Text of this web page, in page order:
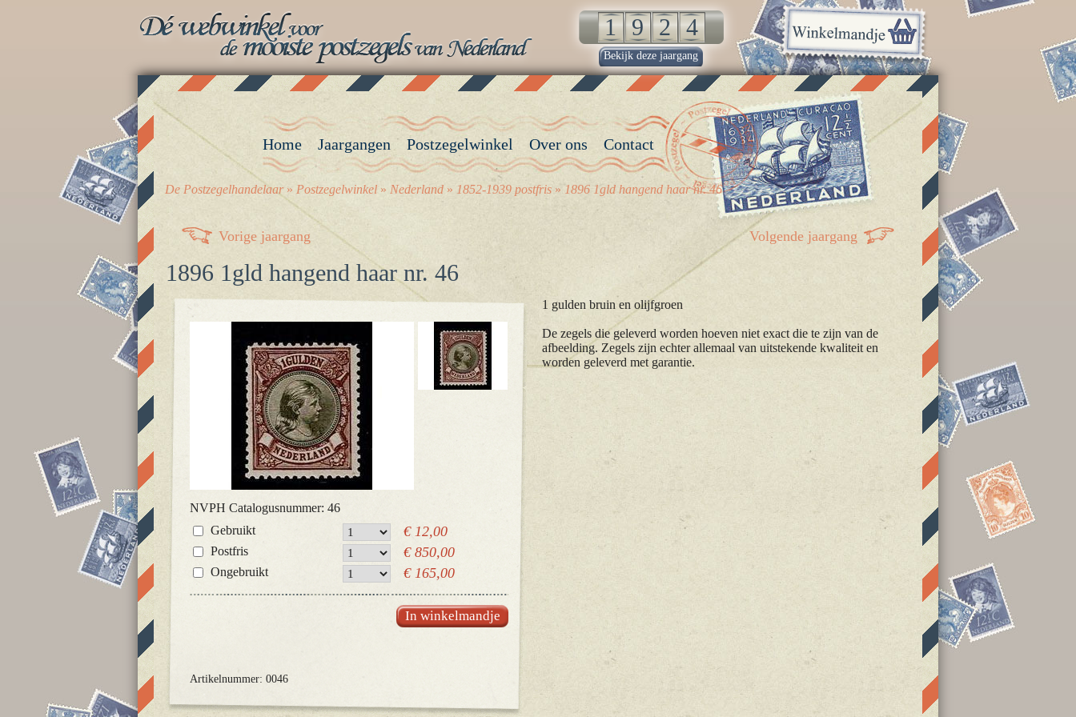
Vorige jaargang Volgende jaargang
1896 1gld hangend haar nr. 46
NVPH Catalogusnummer: 46
Gebruikt
€ 12,00
Postfris € 850,00
Ongebruikt € 165,00
Artikelnummer: 0046
In winkelmandje
1 gulden bruin en olijfgroen
De zegels die geleverd worden hoeven niet exact die te zijn van de
afbeelding. Zegels zijn echter allemaal van uitstekende kwaliteit en
worden geleverd met garantie.
Home Jaargangen Postzegelwinkel Over ons Contact
De Postzegelhandelaar» Postzegelwinkel » Nederland » 1852-1939 postfris »1896 1gld hangend haar nr. 46
Bekijk deze jaargang